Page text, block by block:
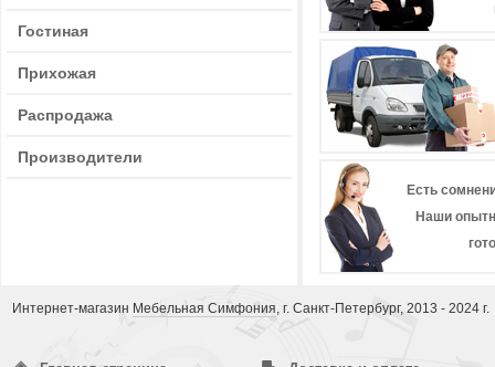
Гостиная
Прихожая
Распродажа
Производители
Есть
Наши
Интернет-магазин Мебельная Симфония, г. Санкт-Петербург, 2013 - 2024 г.